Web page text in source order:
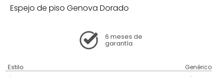
Espejo de piso Genova Dorado
6 meses de
garantía
Estilo Genérico